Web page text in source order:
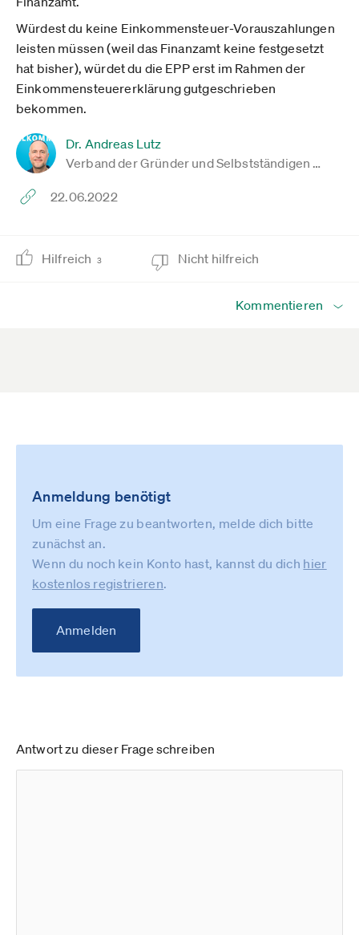
Würdest du keine Einkommensteuer-Vorauszahlungen
leisten müssen (weil das Finanzamt keine festgesetzt
hat bisher), würdet du die EPP erst im Rahmen der
Einkommensteuererklärung gutgeschrieben
bekommen.
Dr. Andreas Lutz
Verband der Gründer und Selbstständigen …
22.06.2022
Hilfreich 3 Nicht hilfreich
Kommentieren
Anmeldung benötigt
Um eine Frage zu beantworten, melde dich bitte
zunächst an.
Wenn du noch kein Konto hast, kannst du dich hier
kostenlos registrieren.
Anmelden
Antwort zu dieser Frage schreiben